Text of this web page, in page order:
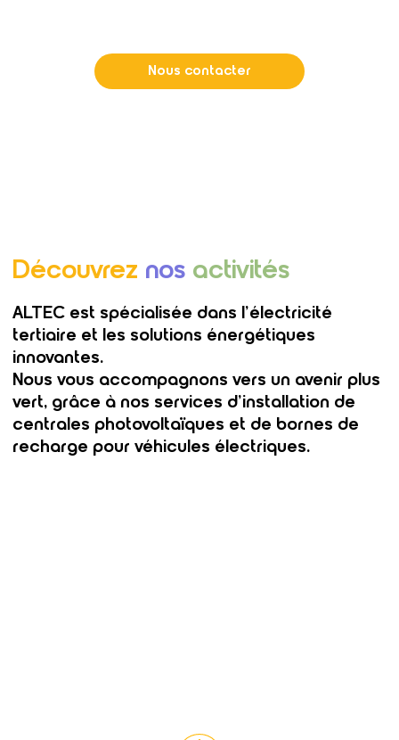
Nous contacter
Découvrez nos activités
ALTEC est spécialisée dans l’électricité
tertiaire et les solutions énergétiques
innovantes.
Nous vous accompagnons vers un avenir plus
vert, grâce à nos services d’installation de
centrales photovoltaïques et de bornes de
recharge pour véhicules électriques.